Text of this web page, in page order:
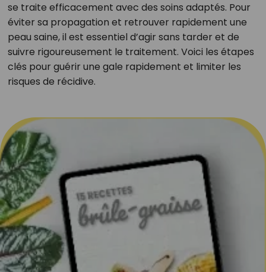
se traite efficacement avec des soins adaptés. Pour
éviter sa propagation et retrouver rapidement une
peau saine, il est essentiel d’agir sans tarder et de
suivre rigoureusement le traitement. Voici les étapes
clés pour guérir une gale rapidement et limiter les
risques de récidive.